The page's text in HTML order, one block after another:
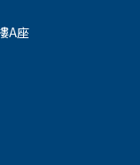
A座